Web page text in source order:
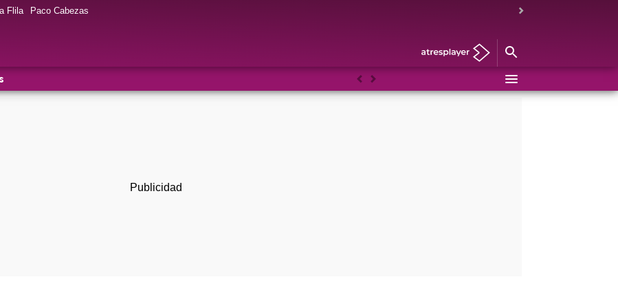
Flila Paco Cabezas
AnteriorSiguiente